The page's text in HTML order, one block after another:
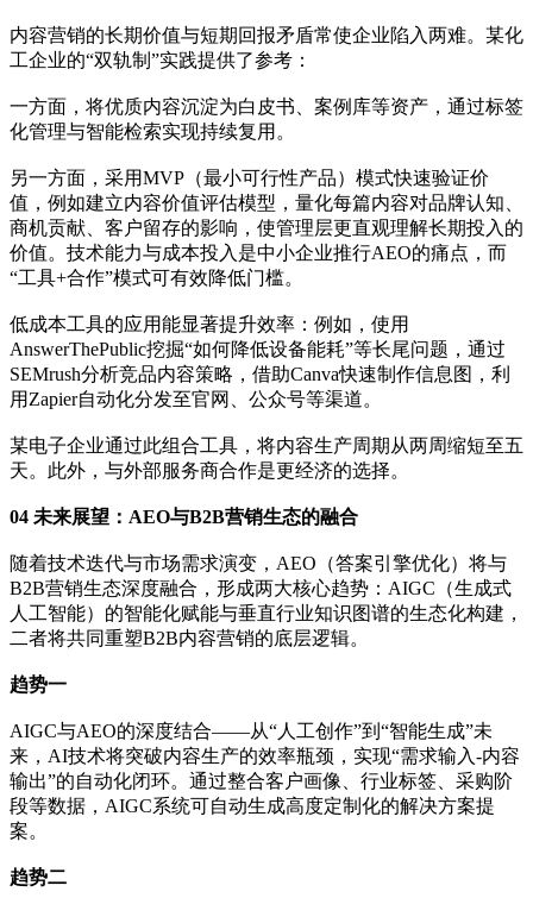
内容营销的长期价值与短期回报矛盾常使企业陷入两难。某化
工企业的“双轨制”实践提供了参考：
一方面，将优质内容沉淀为白皮书、案例库等资产，通过标签
化管理与智能检索实现持续复用。
另一方面，采用MVP（最小可行性产品）模式快速验证价
值，例如建立内容价值评估模型，量化每篇内容对品牌认知、
商机贡献、客户留存的影响，使管理层更直观理解长期投入的
价值。技术能力与成本投入是中小企业推行AEO的痛点，而
“工具+合作”模式可有效降低门槛。
低成本工具的应用能显著提升效率：例如，使用
AnswerThePublic挖掘“如何降低设备能耗”等长尾问题，通过
SEMrush分析竞品内容策略，借助Canva快速制作信息图，利
用Zapier自动化分发至官网、公众号等渠道。
某电子企业通过此组合工具，将内容生产周期从两周缩短至五
天。此外，与外部服务商合作是更经济的选择。
04 未来展望：AEO与B2B营销生态的融合
随着技术迭代与市场需求演变，AEO（答案引擎优化）将与
B2B营销生态深度融合，形成两大核心趋势：AIGC（生成式
人工智能）的智能化赋能与垂直行业知识图谱的生态化构建，
二者将共同重塑B2B内容营销的底层逻辑。
趋势一
AIGC与AEO的深度结合——从“人工创作”到“智能生成”未
来，AI技术将突破内容生产的效率瓶颈，实现“需求输入-内容
输出”的自动化闭环。通过整合客户画像、行业标签、采购阶
段等数据，AIGC系统可自动生成高度定制化的解决方案提
案。
趋势二